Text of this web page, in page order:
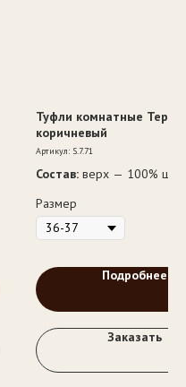
Туфли комнатные Терма
коричневый
Артикул: S.7.71
Состав: верх — 100%
подошва — ЭВА
Размер
Подробнее
Заказать